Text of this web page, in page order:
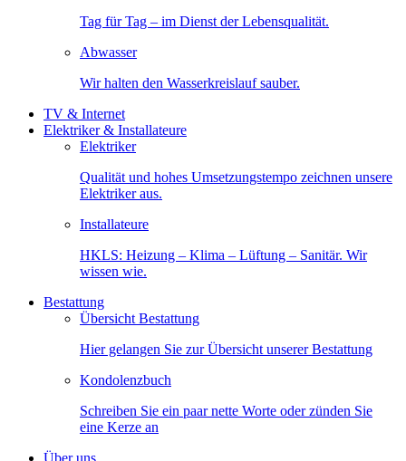
Tag für Tag – im Dienst der Lebensqualität.
Abwasser
Wir halten den Wasserkreislauf sauber.
TV & Internet
Elektriker & Installateure
Elektriker
Qualität und hohes Umsetzungstempo zeichnen unsere
Elektriker aus.
Installateure
HKLS: Heizung – Klima – Lüftung – Sanitär. Wir
wissen wie.
Bestattung
Übersicht Bestattung
Hier gelangen Sie zur Übersicht unserer Bestattung
Kondolenzbuch
Schreiben Sie ein paar nette Worte oder zünden Sie
eine Kerze an